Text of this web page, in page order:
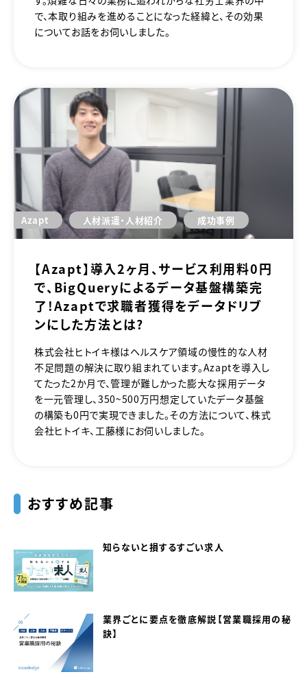
で、本取り組みを進めることになった経緯と、その効果
についてお話をお伺いしました。
Azapt 人材派遣・人材紹介 成功事例
【Azapt】導入2ヶ月、サービス利用料0円
で、BigQueryによるデータ基盤構築完
了！Azaptで求職者獲得をデータドリブ
ンにした方法とは？
株式会社ヒトイキ様はヘルスケア領域の慢性的な人材
不足問題の解決に取り組まれています。Azaptを導入し
てたった2か月で、管理が難しかった膨大な採用データ
を一元管理し、350～500万円想定していたデータ基盤
の構築も0円で実現できました。その方法について、株式
会社ヒトイキ、工藤様にお伺いしました。
おすすめ記事
知らないと損するすごい求人
業界ごとに要点を徹底解説【営業職採用の秘
訣】